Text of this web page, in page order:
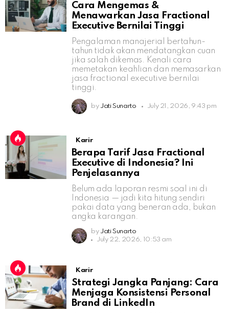
Cara Mengemas &
Menawarkan Jasa Fractional
Executive Bernilai Tinggi
Pengalaman manajerial bertahun-
tahun tidak akan mendatangkan cuan
jika salah dikemas. Kenali cara
memetakan keahlian dan memasarkan
jasa fractional executive bernilai
tinggi.
by Jati Sunarto July 21, 2026, 9:43 pm
Karir
Berapa Tarif Jasa Fractional
Executive di Indonesia? Ini
Penjelasannya
Belum ada laporan resmi soal ini di
Indonesia — jadi kita hitung sendiri
pakai data yang beneran ada, bukan
angka karangan.
by Jati Sunarto
July 22, 2026, 10:53 am
Karir
Strategi Jangka Panjang: Cara
Menjaga Konsistensi Personal
Brand di LinkedIn